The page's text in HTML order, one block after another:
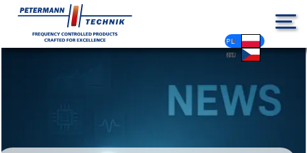
DE
EN
FR
ES
PL
IT
NL
HU
CS